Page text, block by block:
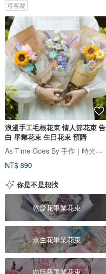
可客製
浪漫手工毛根花束 情人節花束 告
白 畢業花束 生日花束 預購
As Time Goes By 手作｜時光造所
NT$ 890
你是不是想找
乾燥花畢業花束
永生花畢業花束
向日葵畢業花束